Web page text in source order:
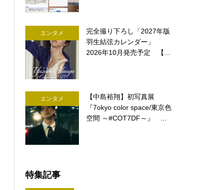
エンタメ
完全撮り下ろし「2027年版
羽生結弦カレンダー」
2026年10月発売予定 【...
エンタメ
【中島裕翔】初写真展
『7okyo color space/東京色
空間 ～#COT7DF～』 ...
特集記事